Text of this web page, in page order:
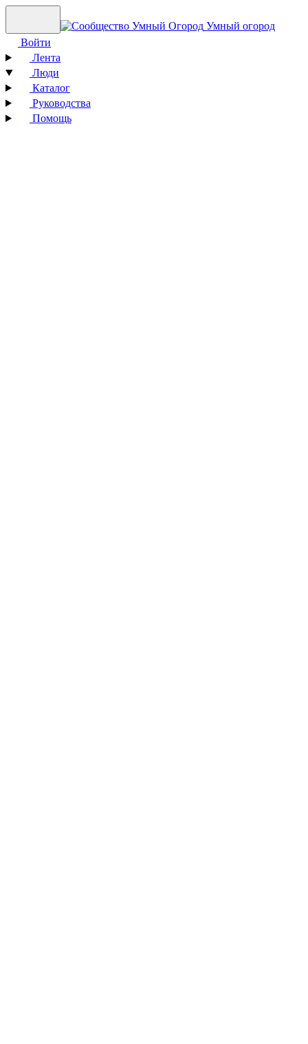
Умный огород
Войти
Лента
Люди
Каталог
Руководства
Помощь